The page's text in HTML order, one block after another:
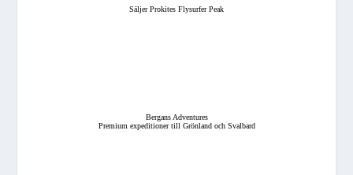
Säljer Prokites Flysurfer Peak
Bergans Adventures
Premium expeditioner till Grönland och Svalbard